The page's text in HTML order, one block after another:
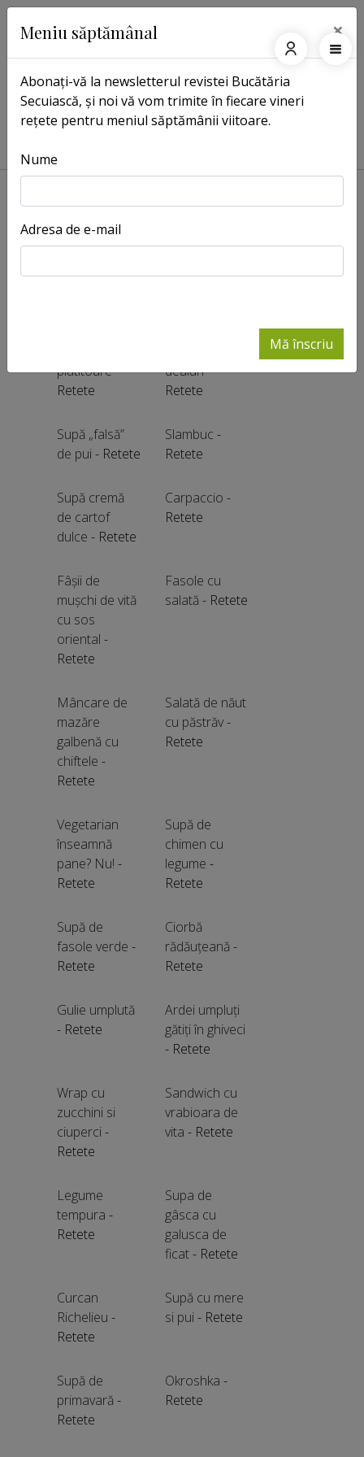
Pagina principală Etichete
Etichete: legume
Tocană de
ceapă cu
Retete
plutitoare-
Retete
dealuri-
Retete
Supă „falsă”
de pui- Retete
Slambuc -
Retete
Supă cremă
de cartof
dulce - Retete
Carpaccio -
Retete
Fâșii de
mușchi de vită
cu sos
oriental -
Retete
Fasole cu
salată - Retete
Mâncare de
mazăre
galbenă cu
chiftele -
Retete
Salată de năut
cu păstrăv-
Retete
Vegetarian
înseamnă
pane? Nu! -
Retete
Supă de
chimen cu
legume -
Retete
Supă de
fasole verde -
Retete
Ciorbă
rădăuțeană -
Retete
Gulie umplută
- Retete
Ardei umpluți
gătiți în ghiveci
- Retete
Wrap cu
zucchini si
ciuperci-
Retete
Sandwich cu
vrabioara de
vita - Retete
Legume
tempura -
Retete
Supa de
gâsca cu
galusca de
ficat- Retete
Curcan
Richelieu -
Retete
Supă cu mere
si pui- Retete
Supă de
primavară -
Retete
Okroshka -
Retete
Meniu săptămânal ×
Abonați-vă la newsletterul revistei Bucătăria
Secuiască, și noi vă vom trimite în fiecare vineri
rețete pentru meniul săptămânii viitoare.
Nume
Adresa de e-mail
Mă înscriu